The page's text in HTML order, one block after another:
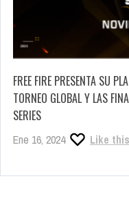
FREE FIRE PRESENTA SU
TORNEO GLOBAL Y LAS
SERIES
Ene 16, 2024 Like this